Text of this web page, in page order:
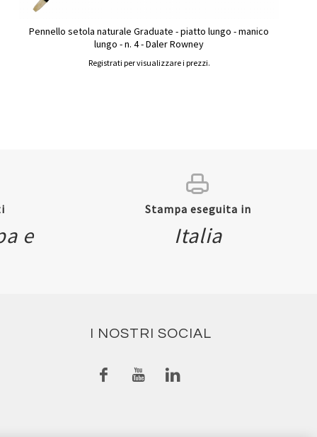
Pennello setola naturale Graduate - piatto lungo - manico
lungo - n. 4 - Daler Rowney
Registrati per visualizzare i prezzi.
e
Stampa eseguita in
Italia
I NOSTRI SOCIAL